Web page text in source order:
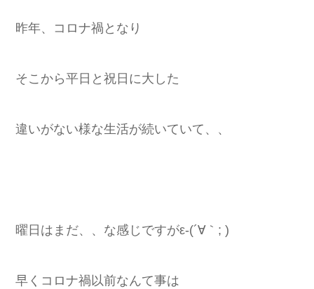
昨年、コロナ禍となり
そこから平日と祝日に大した
違いがない様な生活が続いていて、、
曜日はまだ、、な感じですがε-(´∀｀; )
早くコロナ禍以前なんて事は